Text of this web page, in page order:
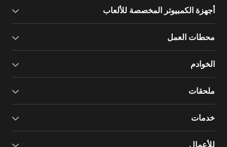
أجهزة الكمبيوتر المخصصة للألعاب
محطات العمل
الخوادم
ملحقات
خدمات
للأعمال